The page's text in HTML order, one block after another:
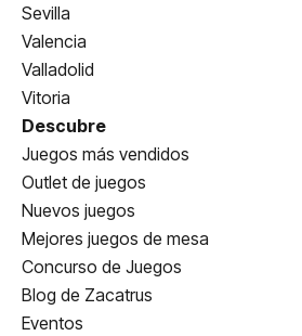
Sevilla
Valencia
Valladolid
Vitoria
Descubre
Juegos más vendidos
Outlet de juegos
Nuevos juegos
Mejores juegos de mesa
Concurso de Juegos
Blog de Zacatrus
Eventos